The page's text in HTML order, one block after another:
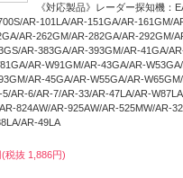
《対応製品》レーダー探知機：
AR-101LA/AR-151GA/AR-161GM/
AR-262GM/AR-282GA/AR-292GM/
AR-383GA/AR-393GM/AR-41GA/
AR-W91GM/AR-43GA/AR-
AR-45GA/AR-W55GA/AR-
AR-6/AR-7/AR-33/AR-47LA/AR-
824AW/AR-925AW/AR-525MW/AR-
AR-49LA
税抜 1,886円)